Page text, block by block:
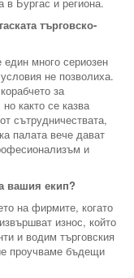
търговско-
много сериозен
не позволиха.
за
както се казва
сътрудничествата,
палата вече дават
и
вашия екип?
на фирмите, когато
износ, който
и водим търговския
проучваме бъдещи